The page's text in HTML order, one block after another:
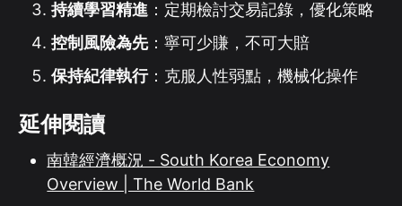
持續學習精進 ：定期檢討交易記錄，優化策略
控制風險為先：寧可少賺，不可大賠
保持紀律執行：克服人性弱點，機械化操作
延伸閱讀
南韓經濟概況 - South Korea Economy
Overview | The World Bank